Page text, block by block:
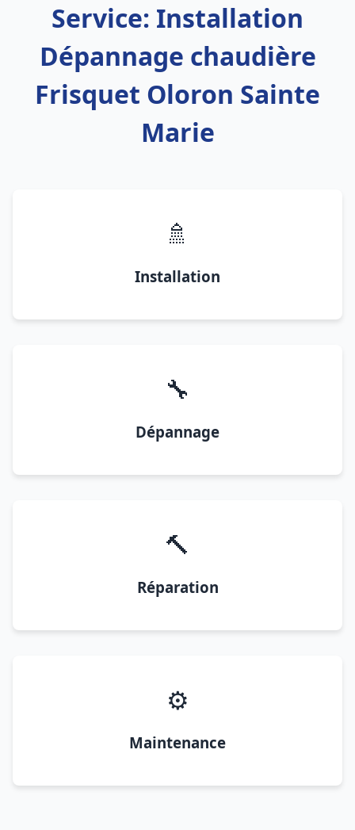
Service: Installation
Dépannage chaudière
Frisquet Oloron Sainte
Marie
🚿
Installation
🔧
Dépannage
🔨
Réparation
⚙️
Maintenance